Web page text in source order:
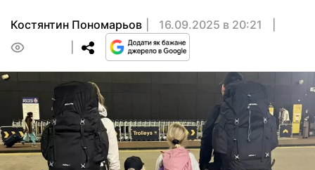
Костянтин Пономарьов
16.09.2025 в 20:21